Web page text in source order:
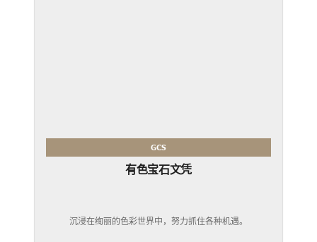
GCS
有色宝石文凭
沉浸在绚丽的色彩世界中，努力​​抓住各种机遇。